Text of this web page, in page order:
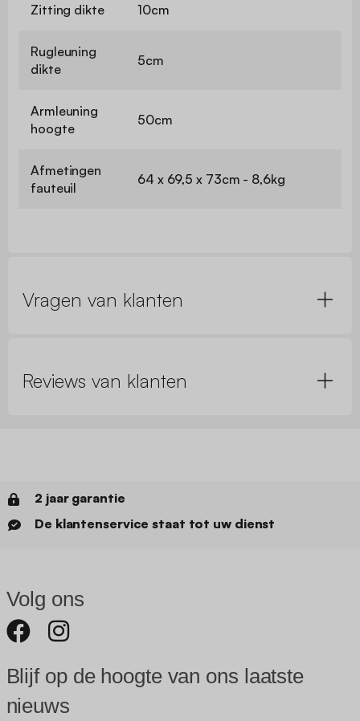
Zitting dikte 10cm
Rugleuning
dikte
5cm
Armleuning
hoogte
50cm
Afmetingen
fauteuil
64 x 69,5 x 73cm - 8,6kg
Vragen van klanten
Reviews van klanten
2 jaar garantie
De klantenservice staat tot uw dienst
Volg ons
Blijf op de hoogte van ons laatste
nieuws